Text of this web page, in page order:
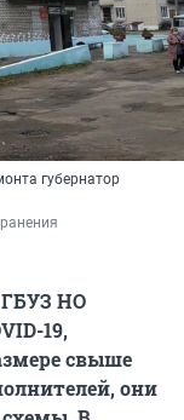
губернатор
ГБУЗ НО
19,
свыше
они